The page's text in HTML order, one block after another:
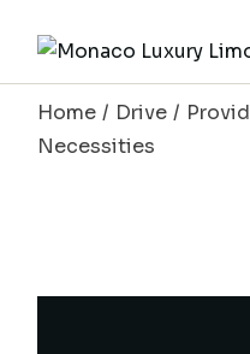
Home Drive
Necessities